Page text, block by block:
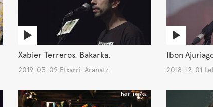
Xabier Terreros. Bakarka.
2019-03-09 Etxarri-Aranatz
Ibon
2018-12-01